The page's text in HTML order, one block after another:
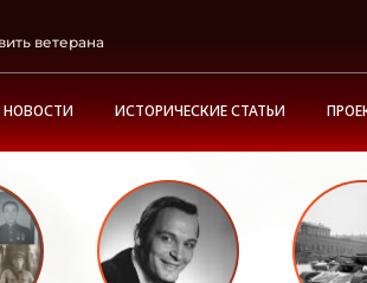
ветерана
НОВОСТИ ИСТОРИЧЕСКИЕ СТАТЬИ